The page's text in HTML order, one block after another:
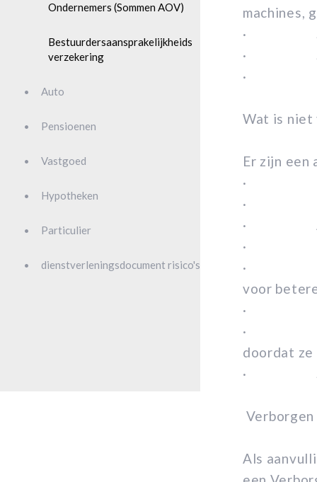
Ondernemers (Sommen AOV)
Bestuurdersaansprakelijkheids
verzekering
Auto
Pensioenen
Vastgoed
Hypotheken
Particulier
dienstverleningsdocument risico's
machines,
·
·
·
Wat is niet
Er zijn
·
·
·
·
· Kosten
voor
·
·
doordat ze
·
Als